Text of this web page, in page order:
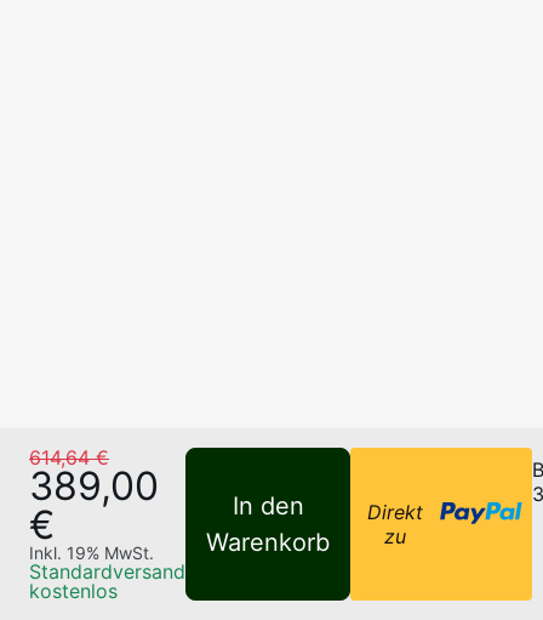
614,64 €
389,00
€
Inkl. 19% MwSt.
Standardversand
kostenlos
In den
Warenkorb
Direkt
zu